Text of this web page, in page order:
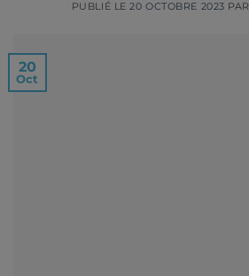
PUBLIÉ LE20 OCTOBRE 2023 PAR
20
Oct